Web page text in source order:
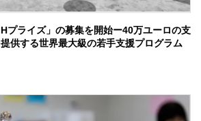
プライズ」の募集を開始ー40万ユーロの支
供する世界最大級の若手支援プログラム